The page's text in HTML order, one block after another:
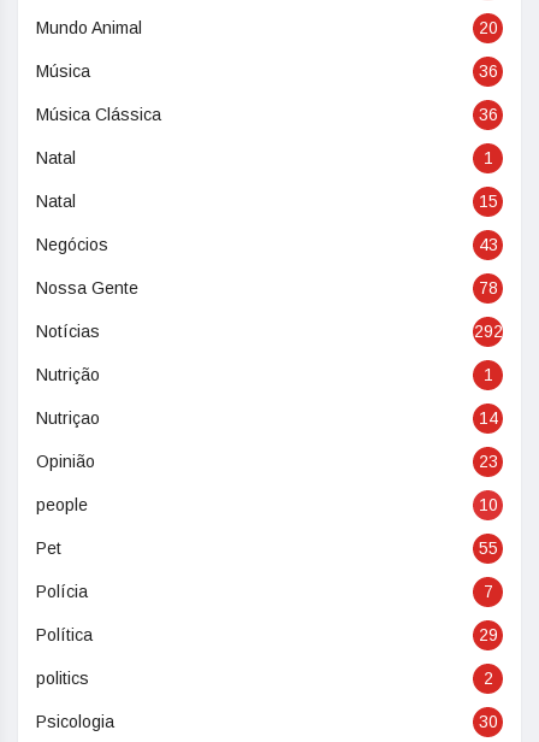
Mundo Animal 20
Música 36
Música Clássica 36
Natal 1
Natal 15
Negócios 43
Nossa Gente 78
Notícias 292
Nutrição 1
Nutriçao 14
Opinião 23
people 10
Pet 55
Polícia 7
Política 29
politics 2
Psicologia 30